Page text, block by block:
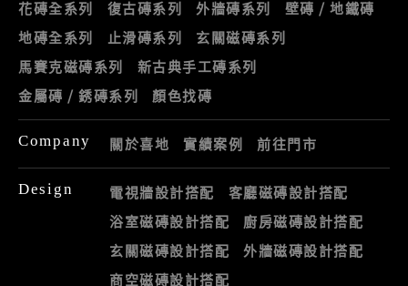
花磚全系列
復古磚系列 外牆磚系列
壁磚 / 地鐵磚
地磚全系列
止滑磚系列
玄關磁磚系列
馬賽克磁磚系列
新古典手工磚系列
金屬磚 / 銹磚系列
顏色找磚
Company 關於喜地 實績案例 前往門市
Design 電視牆設計搭配
客廳磁磚設計搭配
浴室磁磚設計搭配
廚房磁磚設計搭配
玄關磁磚設計搭配
外牆磁磚設計搭配
商空磁磚設計搭配